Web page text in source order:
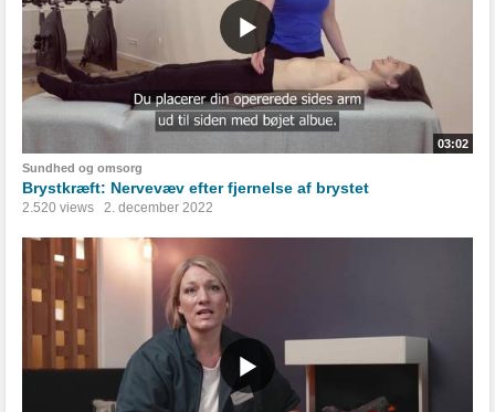
03:02
Sundhed og omsorg
Brystkræft: Nervevæv efter fjernelse af brystet
2.520 views 2. december 2022